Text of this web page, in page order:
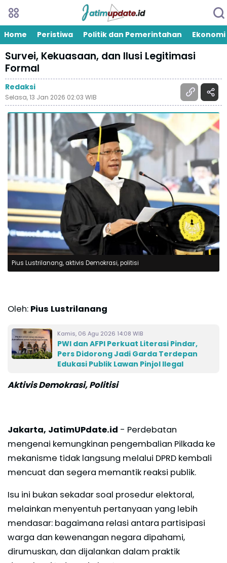
Home Peristiwa Politik dan Pemerintahan Ekonomi
Survei, Kekuasaan, dan Ilusi Legitimasi
Formal
Redaksi
Selasa, 13 Jan 2026 02:03 WIB
Pius Lustrilanang, aktivis Demokrasi, politisi
Oleh: Pius Lustrilanang
Kamis, 06 Agu 2026 14:08 WIB
PWI dan AFPI Perkuat Literasi Pindar,
Pers Didorong Jadi Garda Terdepan
Edukasi Publik Lawan Pinjol Ilegal
Aktivis Demokrasi, Politisi
Jakarta, JatimUPdate.id - Perdebatan
mengenai kemungkinan pengembalian Pilkada ke
mekanisme tidak langsung melalui DPRD kembali
mencuat dan segera memantik reaksi publik.
Isu ini bukan sekadar soal prosedur elektoral,
melainkan menyentuh pertanyaan yang lebih
mendasar: bagaimana relasi antara partisipasi
warga dan kewenangan negara dipahami,
dirumuskan, dan dijalankan dalam praktik